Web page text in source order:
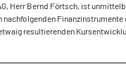
Herr Bernd Förtsch, ist
nachfolgenden
resultierenden